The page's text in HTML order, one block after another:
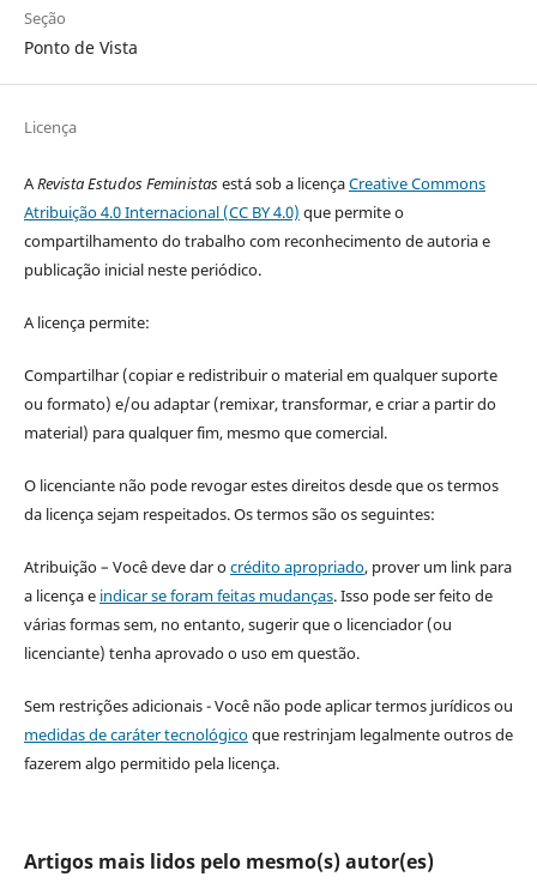
Seção
Ponto de Vista
Licença
ARevista Estudos Feministasestá sob a licençaCreative Commons
Atribuição 4.0 Internacional (CC BY 4.0) que permite o
compartilhamento do trabalho com reconhecimento de autoria e
publicação inicial neste periódico.
A licença permite:
Compartilhar (copiar e redistribuir o material em qualquer suporte
ou formato) e/ou adaptar (remixar, transformar, e criar a partir do
material) para qualquer fim, mesmo que comercial.
O licenciante não pode revogar estes direitos desde que os termos
da licença sejam respeitados. Os termos são os seguintes:
Atribuição – Você deve dar ocrédito apropriado, prover um link para
a licença e indicar se foram feitas mudanças. Isso pode ser feito de
várias formas sem, no entanto, sugerir que o licenciador (ou
licenciante) tenha aprovado o uso em questão.
Sem restrições adicionais - Você não pode aplicar termos jurídicos ou
medidas de caráter tecnológicoque restrinjam legalmente outros de
fazerem algo permitido pela licença.
Artigos mais lidos pelo mesmo(s) autor(es)